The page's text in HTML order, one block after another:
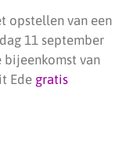
opstellen van een
11 september
bijeenkomst van
Ede gratis